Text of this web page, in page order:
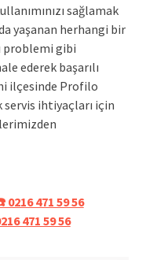
sağlamak
yaşanan herhangi bir
problemi gibi
ederek başarılı
ilçesinde Profilo
servis ihtiyaçları için
471 59 56
471 59 56